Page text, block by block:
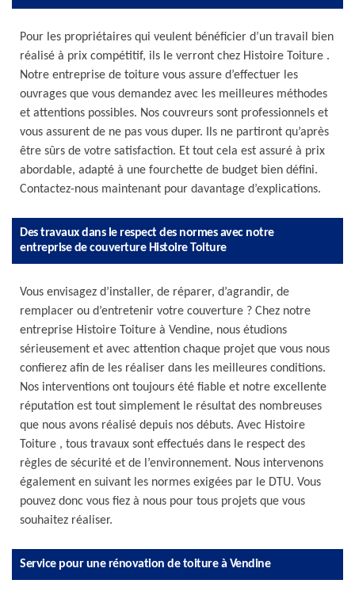
Pour les propriétaires qui veulent bénéficier d’un travail bien
réalisé à prix compétitif, ils le verront chez Histoire Toiture .
Notre entreprise de toiture vous assure d’effectuer les
ouvrages que vous demandez avec les meilleures méthodes
et attentions possibles. Nos couvreurs sont professionnels et
vous assurent de ne pas vous duper. Ils ne partiront qu’après
être sûrs de votre satisfaction. Et tout cela est assuré à prix
abordable, adapté à une fourchette de budget bien défini.
Contactez-nous maintenant pour davantage d’explications.
Des travaux dans le respect des normes avec notre
entreprise de couverture Histoire Toiture
Vous envisagez d’installer, de réparer, d’agrandir, de
remplacer ou d’entretenir votre couverture ? Chez notre
entreprise Histoire Toiture à Vendine, nous étudions
sérieusement et avec attention chaque projet que vous nous
confierez afin de les réaliser dans les meilleures conditions.
Nos interventions ont toujours été fiable et notre excellente
réputation est tout simplement le résultat des nombreuses
que nous avons réalisé depuis nos débuts. Avec Histoire
Toiture , tous travaux sont effectués dans le respect des
règles de sécurité et de l’environnement. Nous intervenons
également en suivant les normes exigées par le DTU. Vous
pouvez donc vous fiez à nous pour tous projets que vous
souhaitez réaliser.
Service pour une rénovation de toiture à Vendine